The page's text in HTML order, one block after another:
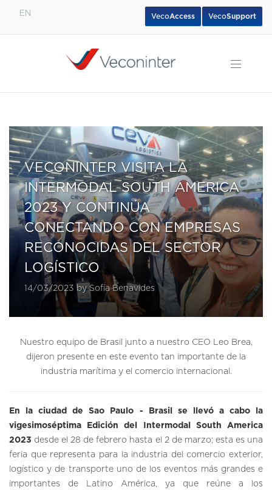
EN VecoSupport
VecoAccess
VECONINTER VISITA LA
INTERMODAL SOUTH AMERICA
2023 Y CONTINÚA
CONECTANDO CON EMPRESAS
RECONOCIDAS DEL SECTOR
LOGÍSTICO
14/03/2023 by Sofía Benavides
Nuestro equipo de Brasil junto a nuestro CEO Leo Brea,
dijeron presente en este evento tan importante de la
industria marítima y el comercio internacional.
En la ciudad de Sao Paulo - Brasil se llevó a cabo la
vigesimoséptima Edición del Intermodal South America
2023 desde el 28 de febrero hasta el 2 de marzo; esta es una
feria que representa para la industria del comercio exterior,
logístico y de transporte uno de los eventos más grandes e
importantes de Latino América, ya que reúne a los